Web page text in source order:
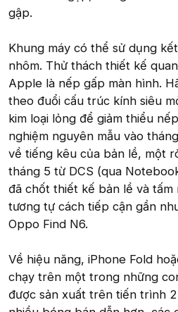
gập.
Khung máy có thể sử dụng
nhôm. Thử thách thiết kế
Apple là nếp gấp màn hình.
theo đuổi cấu trúc kính siêu
kim loại lỏng để giảm thiểu
nghiệm nguyên mẫu vào
về tiếng kêu của bản lề, một
tháng 5 từ DCS (qua
đã chốt thiết kế bản lề và tấm
tương tự cách tiếp cận gần
Oppo Find N6.
Về hiệu năng, iPhone Fold
chạy trên một trong những
được sản xuất trên tiến trình